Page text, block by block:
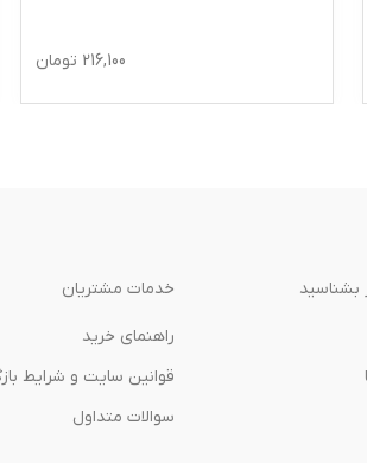
216,100 تومان
بشناسید خدمات مشتریان
راهنمای خرید
قوانین سایت و شرایط
سوالات متداول